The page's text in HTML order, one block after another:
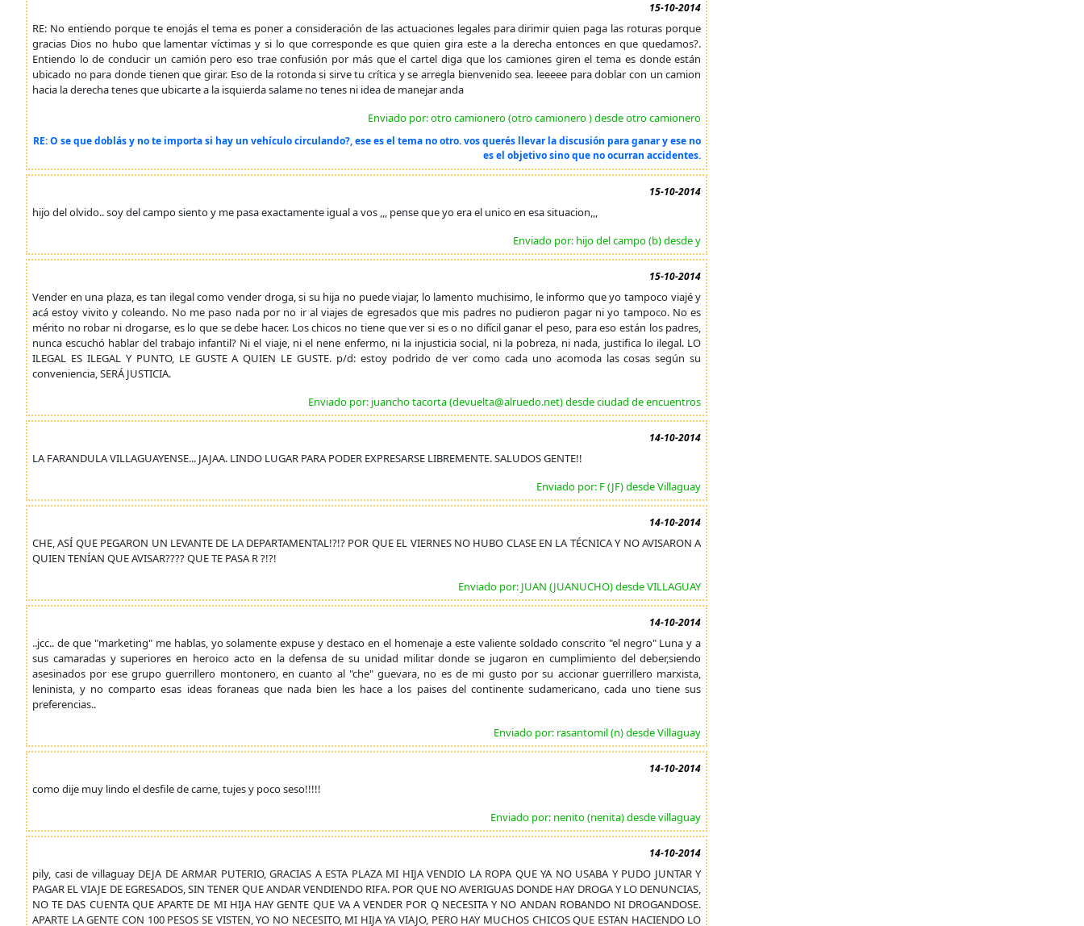
15-10-2014
RE: No entiendo porque te enojás el tema es poner a consideración de las actuaciones legales para dirimir quien paga las roturas porque
gracias Dios no hubo que lamentar víctimas y si lo que corresponde es que quien gira este a la derecha entonces en que quedamos?.
Entiendo lo de conducir un camión pero eso trae confusión por más que el cartel diga que los camiones giren el tema es donde están
ubicado no para donde tienen que girar. Eso de la rotonda si sirve tu crítica y se arregla bienvenido sea. leeeee para doblar con un camion
hacia la derecha tenes que ubicarte a la isquierda salame no tenes ni idea de manejar anda
Enviado por: otro camionero (otro camionero ) desde otro camionero
RE: O se que doblás y no te importa si hay un vehículo circulando?, ese es el tema no otro. vos querés llevar la discusión para ganar y ese no
es el objetivo sino que no ocurran accidentes.
15-10-2014
hijo del olvido.. soy del campo siento y me pasa exactamente igual a vos ,,, pense que yo era el unico en esa situacion,,,
Enviado por: hijo del campo (b) desde y
15-10-2014
Vender en una plaza, es tan ilegal como vender droga, si su hija no puede viajar, lo lamento muchisimo, le informo que yo tampoco viajé y
acá estoy vivito y coleando. No me paso nada por no ir al viajes de egresados que mis padres no pudieron pagar ni yo tampoco. No es
mérito no robar ni drogarse, es lo que se debe hacer. Los chicos no tiene que ver si es o no difícil ganar el peso, para eso están los padres,
nunca escuchó hablar del trabajo infantil? Ni el viaje, ni el nene enfermo, ni la injusticia social, ni la pobreza, ni nada, justifica lo ilegal. LO
ILEGAL ES ILEGAL Y PUNTO, LE GUSTE A QUIEN LE GUSTE. p/d: estoy podrido de ver como cada uno acomoda las cosas según su
conveniencia, SERÁ JUSTICIA.
Enviado por: juancho tacorta (devuelta@alruedo.net) desde ciudad de encuentros
14-10-2014
LA FARANDULA VILLAGUAYENSE... JAJAA. LINDO LUGAR PARA PODER EXPRESARSE LIBREMENTE. SALUDOS GENTE!!
Enviado por: F (JF) desde Villaguay
14-10-2014
CHE, ASÍ QUE PEGARON UN LEVANTE DE LA DEPARTAMENTAL!?!? POR QUE EL VIERNES NO HUBO CLASE EN LA TÉCNICA Y NO AVISARON A
QUIEN TENÍAN QUE AVISAR???? QUE TE PASA R ?!?!
Enviado por: JUAN (JUANUCHO) desde VILLAGUAY
14-10-2014
..jcc.. de que "marketing" me hablas, yo solamente expuse y destaco en el homenaje a este valiente soldado conscrito "el negro" Luna y a
sus camaradas y superiores en heroico acto en la defensa de su unidad militar donde se jugaron en cumplimiento del deber,siendo
asesinados por ese grupo guerrillero montonero, en cuanto al "che" guevara, no es de mi gusto por su accionar guerrillero marxista,
leninista, y no comparto esas ideas foraneas que nada bien les hace a los paises del continente sudamericano, cada uno tiene sus
preferencias..
Enviado por: rasantomil (n) desde Villaguay
14-10-2014
como dije muy lindo el desfile de carne, tujes y poco seso!!!!!
Enviado por: nenito (nenita) desde villaguay
14-10-2014
pily, casi de villaguay DEJA DE ARMAR PUTERIO, GRACIAS A ESTA PLAZA MI HIJA VENDIO LA ROPA QUE YA NO USABA Y PUDO JUNTAR Y
PAGAR EL VIAJE DE EGRESADOS, SIN TENER QUE ANDAR VENDIENDO RIFA. POR QUE NO AVERIGUAS DONDE HAY DROGA Y LO DENUNCIAS,
NO TE DAS CUENTA QUE APARTE DE MI HIJA HAY GENTE QUE VA A VENDER POR Q NECESITA Y NO ANDAN ROBANDO NI DROGANDOSE.
APARTE LA GENTE CON 100 PESOS SE VISTEN, YO NO NECESITO, MI HIJA YA VIAJO, PERO HAY MUCHOS CHICOS QUE ESTAN HACIENDO LO